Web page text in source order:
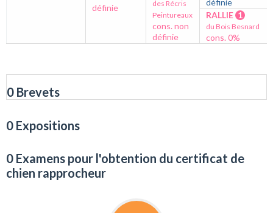
définie
des Récris
Peintureaux
cons. non
définie
définie
RALLIE 1
du Bois Besnard
cons. 0%
0 Brevets
0 Expositions
0 Examens pour l'obtention du certificat de
chien rapprocheur